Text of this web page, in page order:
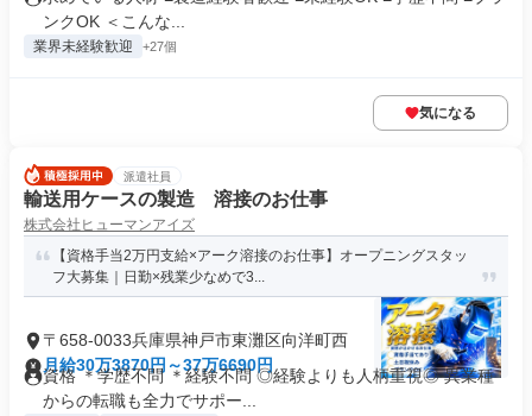
ンクOK ＜こんな...
業界未経験歓迎 +27個
気になる
派遣社員
輸送用ケースの製造 溶接のお仕事
株式会社ヒューマンアイズ
【資格手当2万円支給×アーク溶接のお仕事】オープニングスタッ
フ大募集｜日勤×残業少なめで3...
〒658-0033兵庫県神戸市東灘区向洋町西
月給30万3870円～37万6690円
資格 ＊学歴不問 ＊経験不問 ◎経験よりも人柄重視◎ 異業種
からの転職も全力でサポー...